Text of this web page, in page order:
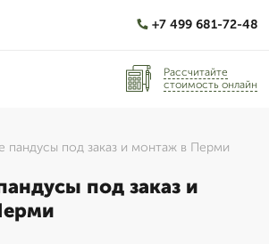
+7 499 681-72-48
Рассчитайте
стоимость онлайн
пандусы под заказ и монтаж в Перми
под заказ и